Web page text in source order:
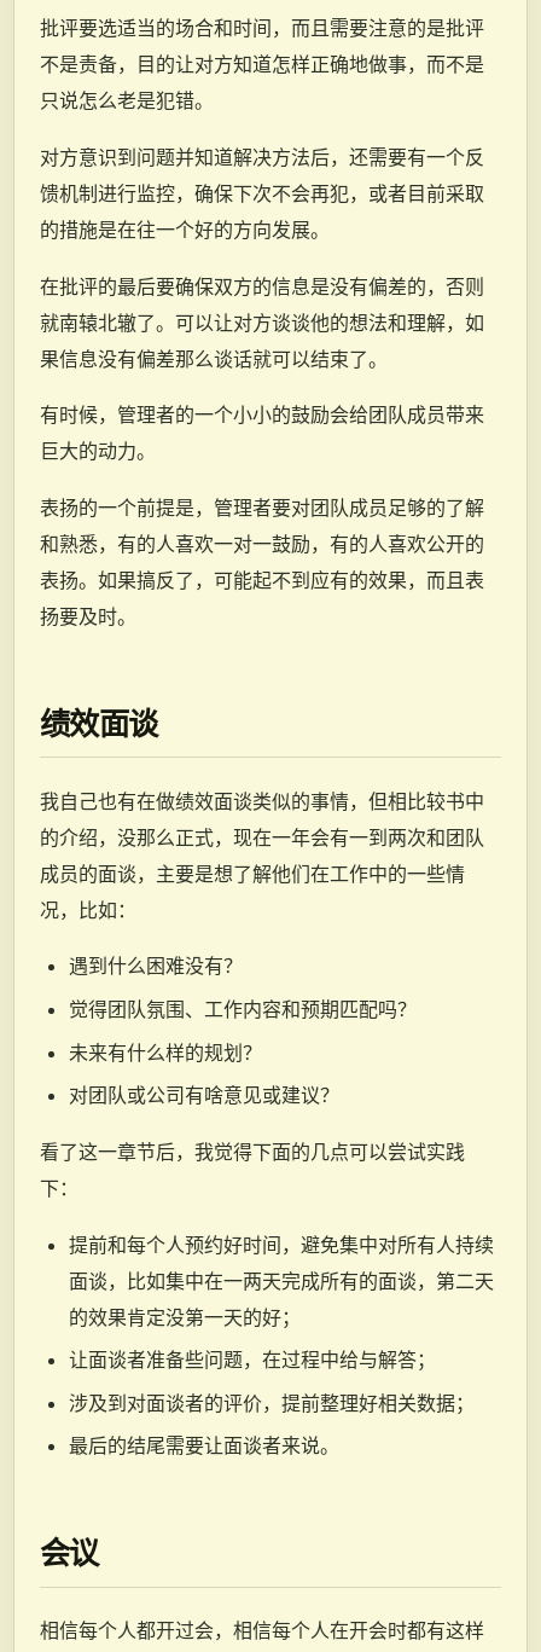
批评要选适当的场合和时间，而且需要注意的是批评
不是责备，目的让对方知道怎样正确地做事，而不是
只说怎么老是犯错。
对方意识到问题并知道解决方法后，还需要有一个反
馈机制进行监控，确保下次不会再犯，或者目前采取
的措施是在往一个好的方向发展。
在批评的最后要确保双方的信息是没有偏差的，否则
就南辕北辙了。可以让对方谈谈他的想法和理解，如
果信息没有偏差那么谈话就可以结束了。
有时候，管理者的一个小小的鼓励会给团队成员带来
巨大的动力。
表扬的一个前提是，管理者要对团队成员足够的了解
和熟悉，有的人喜欢一对一鼓励，有的人喜欢公开的
表扬。如果搞反了，可能起不到应有的效果，而且表
扬要及时。
绩效面谈
我自己也有在做绩效面谈类似的事情，但相比较书中
的介绍，没那么正式，现在一年会有一到两次和团队
成员的面谈，主要是想了解他们在工作中的一些情
况，比如：
遇到什么困难没有？
觉得团队氛围、工作内容和预期匹配吗？
未来有什么样的规划？
对团队或公司有啥意见或建议？
看了这一章节后，我觉得下面的几点可以尝试实践
下：
提前和每个人预约好时间，避免集中对所有人持续
面谈，比如集中在一两天完成所有的面谈，第二天
的效果肯定没第一天的好；
让面谈者准备些问题，在过程中给与解答；
涉及到对面谈者的评价，提前整理好相关数据；
最后的结尾需要让面谈者来说。
会议
相信每个人都开过会，相信每个人在开会时都有这样